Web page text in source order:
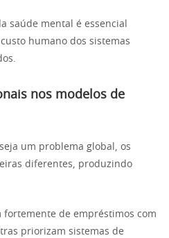
saúde mental é essencial
humano dos sistemas
nos modelos de
um problema global, os
diferentes, produzindo
fortemente de empréstimos com
priorizam sistemas de